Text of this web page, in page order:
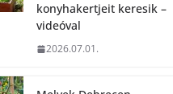
konyhakertjeit keresik –
videóval
2026.07.01.